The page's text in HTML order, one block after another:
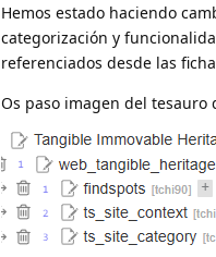
Hemos estado haciendo
categorización y
referenciados desde las
Os paso imagen del tesauro